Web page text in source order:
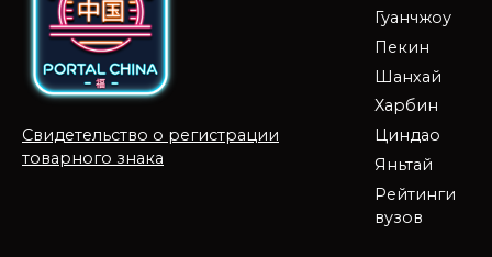
Свидетельство о регистрации
товарного знака
Гуанчжоу
Пекин
Шанхай
Харбин
Циндао
Яньтай
Рейтинги
вузов